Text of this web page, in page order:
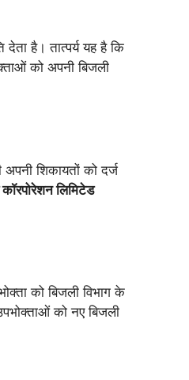
है। तात्पर्य यह है कि
को अपनी बिजली
शिकायतों को दर्ज
कॉरपोरेशन लिमिटेड
को बिजली विभाग के
को नए बिजली